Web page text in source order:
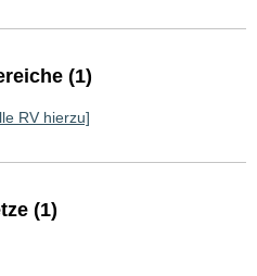
(1)
RV hierzu]
(1)